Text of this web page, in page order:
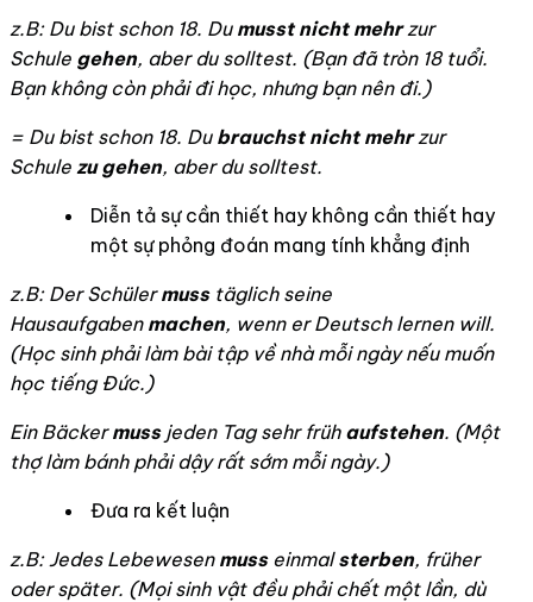
z.B: Du bist schon 18. Du musst nicht mehrzur
Schule gehen, aber du solltest. (Bạn đã tròn 18 tuổi.
Bạn không còn phải đi học, nhưng bạn nên đi.)
= Du bist schon 18. Du brauchst nicht mehrzur
Schule zu gehen, aber du solltest.
Diễn tả sự cần thiết hay không cần thiết hay
một sự phỏng đoán mang tính khẳng định
z.B: Der Schülermusstäglich seine
Hausaufgaben machen, wenn er Deutsch lernen will.
(Học sinh phải làm bài tập về nhà mỗi ngày nếu muốn
học tiếng Đức.)
Ein Bäckermussjeden Tag sehr früh aufstehen. (Một
thợ làm bánh phải dậy rất sớm mỗi ngày.)
Đưa ra kết luận
z.B: Jedes Lebewesen musseinmalsterben, früher
oder später. (Mọi sinh vật đều phải chết một lần, dù